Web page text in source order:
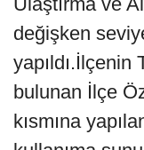
değişken
yapıldı.İlçenin
bulunan İlçe
kısmına